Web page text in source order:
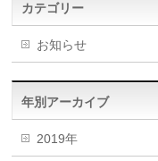
カテゴリー
お知らせ
年別アーカイブ
2019年